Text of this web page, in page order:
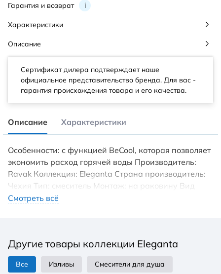
Гарантия и возврат i
Характеристики
Описание
Сертификат дилера подтверждает наше
официальное представительство бренда. Для вас -
гарантия происхождения товара и его качества.
Описание Характеристики
Особенности: с функцией BeCool, которая позволяет
экономить расход горячей воды Производитель:
Ravak Коллекция: Eleganta Страна производитель:
Чехия Тип: смеситель Монтаж: на раковину Вид
монтажа: наружный (врезной) Вид включения:
Поворотный излив: нет Материал: латунь Стиль:
современный Форма излива: I-излив Область
применения: бытовая Механизм: керамический
Смотреть всё
Другие товары коллекции Eleganta
Все Изливы Смесители для душа